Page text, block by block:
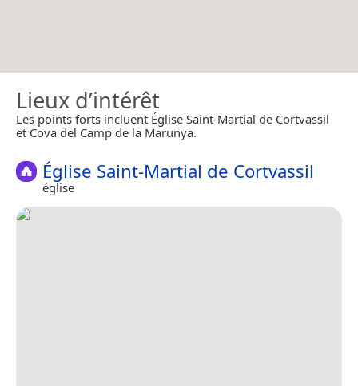
Lieux d’intérêt
Les points forts incluent Église Saint-Martial de Cortvassil
et Cova del Camp de la Marunya.
Église Saint-Martial de Cortvassil
église